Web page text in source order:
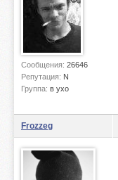
Сообщения: 26646
Репутация: N
Группа: в ухо
Frozzeg